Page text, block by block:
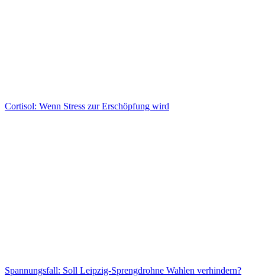
Cortisol: Wenn Stress zur Erschöpfung wird
Spannungsfall: Soll Leipzig-Sprengdrohne Wahlen verhindern?